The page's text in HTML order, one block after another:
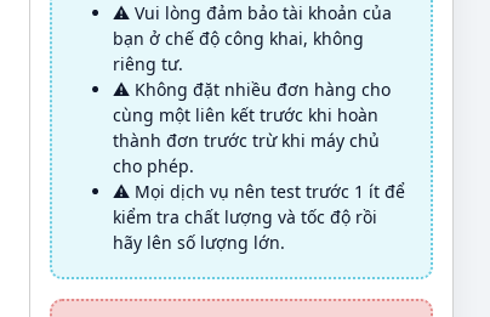
⚠️ Vui lòng đảm bảo tài khoản của
bạn ở chế độ công khai, không
riêng tư.
⚠️ Không đặt nhiều đơn hàng cho
cùng một liên kết trước khi hoàn
thành đơn trước trừ khi máy chủ
cho phép.
⚠️ Mọi dịch vụ nên test trước 1 ít để
kiểm tra chất lượng và tốc độ rồi
hãy lên số lượng lớn.